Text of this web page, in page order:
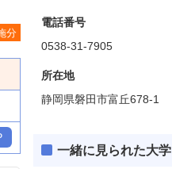
分
電話番号
0538-31-7905
所在地
静岡県磐田市富丘678-1
一緒に見られた大学